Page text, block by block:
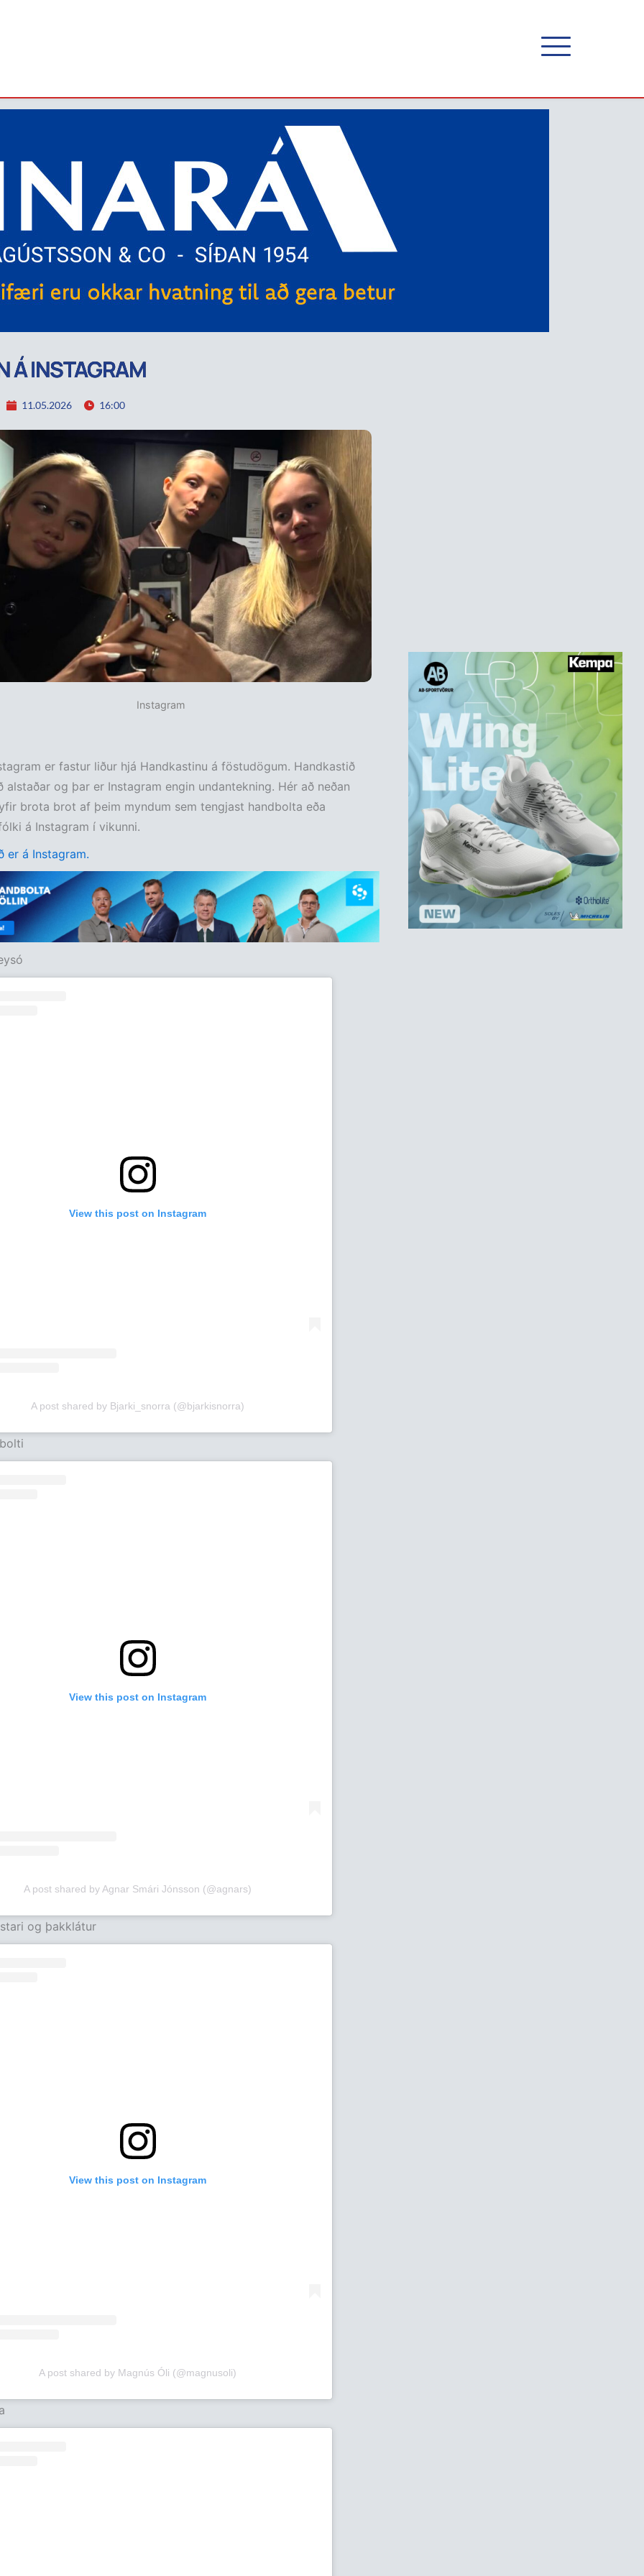
Á INSTAGRAM
11.05.2026 16:00
Instagram
er fastur liður hjá Handkastinu á föstudögum. Handkastið
alstaðar og þar er Instagram engin undantekning. Hér að neðan
brota brot af þeim myndum sem tengjast handbolta eða
á Instagram í vikunni.
er á Instagram.
View this post on Instagram
A post shared by Bjarki_snorra (@bjarkisnorra)
View this post on Instagram
A post shared by Agnar Smári Jónsson (@agnars)
og þakklátur
View this post on Instagram
A post shared by Magnús Óli (@magnusoli)